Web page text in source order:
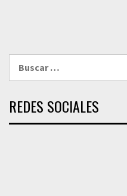
REDES SOCIALES